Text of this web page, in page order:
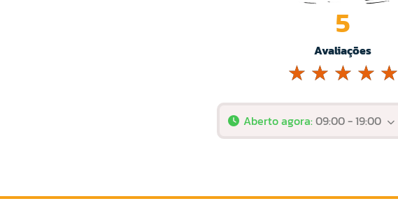
Avaliações
5
☆ ☆ ☆ ☆ ☆
Aberto agora:09:00 - 19:00